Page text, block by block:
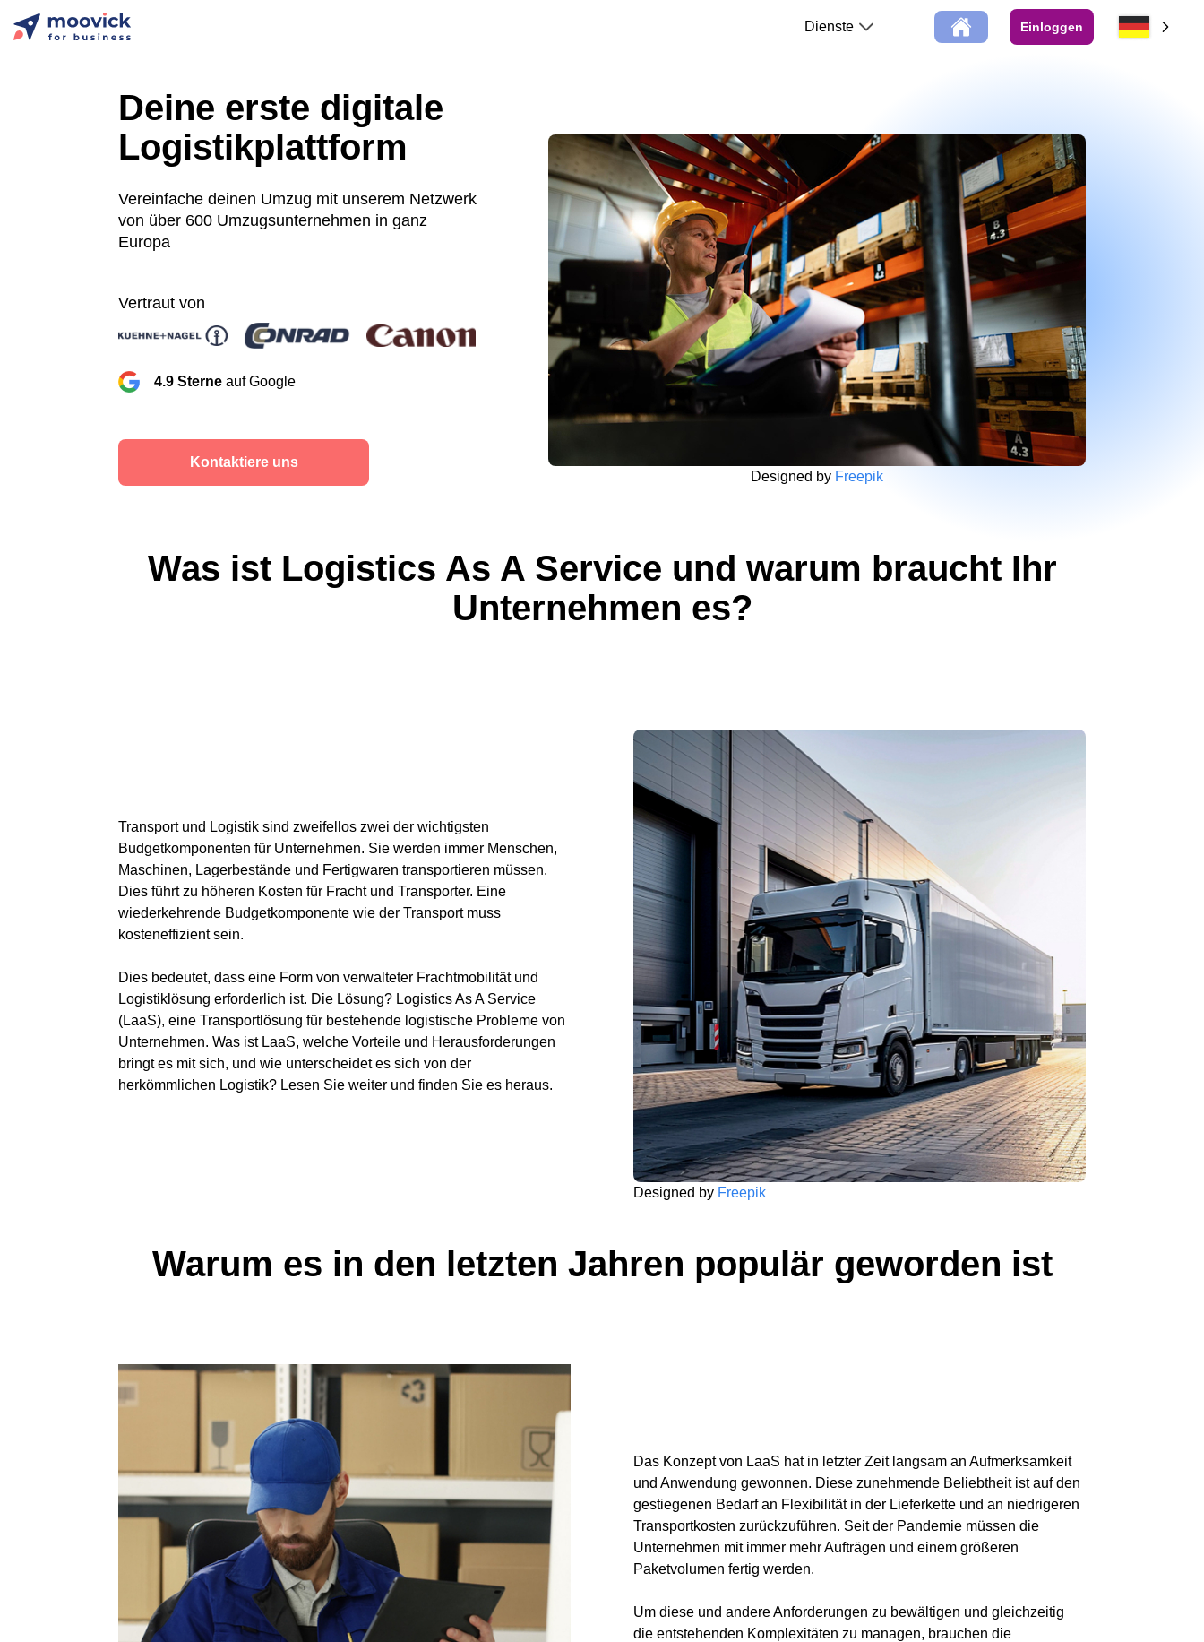
Dienste Einloggen
Deine erste digitale
Logistikplattform
Vereinfache deinen Umzug mit unserem Netzwerk
von über 600 Umzugsunternehmen in ganz
Europa
Vertraut von
4.9 Sterne auf Google
Kontaktiere uns
Designed by Freepik
Was ist Logistics As A Service und warum braucht Ihr
Unternehmen es?
Transport und Logistik sind zweifellos zwei der wichtigsten
Budgetkomponenten für Unternehmen. Sie werden immer Menschen,
Maschinen, Lagerbestände und Fertigwaren transportieren müssen.
Dies führt zu höheren Kosten für Fracht und Transporter. Eine
wiederkehrende Budgetkomponente wie der Transport muss
kosteneffizient sein.
Dies bedeutet, dass eine Form von verwalteter Frachtmobilität und
Logistiklösung erforderlich ist. Die Lösung? Logistics As A Service
(LaaS), eine Transportlösung für bestehende logistische Probleme von
Unternehmen. Was ist LaaS, welche Vorteile und Herausforderungen
bringt es mit sich, und wie unterscheidet es sich von der
herkömmlichen Logistik? Lesen Sie weiter und finden Sie es heraus.
Designed by Freepik
Warum es in den letzten Jahren populär geworden ist
Das Konzept von LaaS hat in letzter Zeit langsam an Aufmerksamkeit
und Anwendung gewonnen. Diese zunehmende Beliebtheit ist auf den
gestiegenen Bedarf an Flexibilität in der Lieferkette und an niedrigeren
Transportkosten zurückzuführen. Seit der Pandemie müssen die
Unternehmen mit immer mehr Aufträgen und einem größeren
Paketvolumen fertig werden.
Um diese und andere Anforderungen zu bewältigen und gleichzeitig
die entstehenden Komplexitäten zu managen, brauchen die